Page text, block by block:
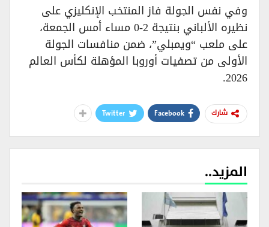
وفي نفس الجولة فاز المنتخب الإنكليزي على
نظيره الألباني بنتيجة 2-0 مساء أمس الجمعة،
على ملعب “ويمبلي”، ضمن منافسات الجولة
الأولى من تصفيات أوروبا المؤهلة لكأس العالم
2026.
شارك Facebook
Twitter
المزيد..